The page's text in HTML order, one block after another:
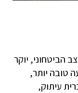
הביטחוני, יוקר
טובה יותר,
עיתוק,